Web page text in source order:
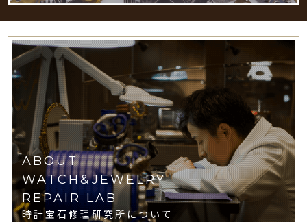
ABOUT
WATCH&JEWELRY
REPAIR LAB
時計宝石修理研究所について